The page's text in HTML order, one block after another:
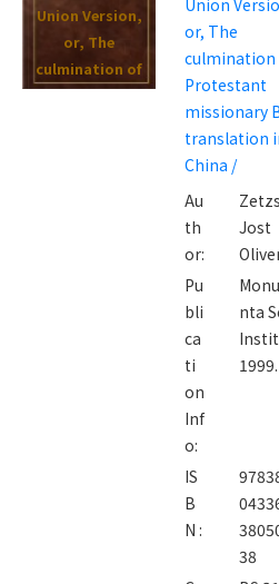
Union Version,
or, The
culmination of
Protestant
or, The
culmination
Protestant
missionary
translation
China /
Au
th
or:
Jost
Pu
bli
ca
ti
on
Inf
o:
nta
1999.
IS
B
N :
38